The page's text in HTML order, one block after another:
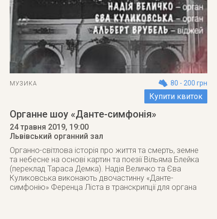
МУЗИКА 80 - 200 грн
Купити квиток
Органне шоу «Данте-симфонія»
24 травня 2019, 19:00
Львівський органний зал
Органно-світлова історія про життя та смерть, земне
та небесне на основі картин та поезії Вільяма Блейка
(переклад Тараса Демка). Надія Величко та Єва
Куликовська виконають двочастинну «Данте-
симфонію» Ференца Ліста в транскрипції для органа